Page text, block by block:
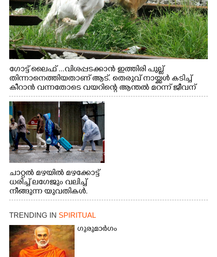
ഗോട്ട് ലൈഫ് ...വിശപ്പടക്കാൻ ഇത്തിരി പുല്ല്
തിന്നാനെത്തിയതാണ് ആട്. തെരുവ് നായ്ക്കൾ കടിച്ച്
കീറാൻ വന്നതോടെ വയറിന്റെ ആന്തൽ മറന്ന് ജീവന്
വേണ്ടിയായി ഓട്ടം. എറണാകുളം വാത്തുരുത്തിയിൽ
നിന്നുള്ള കാഴ്ച
ചാറ്റൽ മഴയിൽ മഴക്കോട്ട്
ധരിച്ച് ലഗേജും വലിച്ച്
നീങ്ങുന്ന യുവതികൾ.
എറണാകുളം മേനകയിൽ
നിന്നുള്ള കാഴ്ച
TRENDING IN SPIRITUAL
ഗുരുമാർഗം